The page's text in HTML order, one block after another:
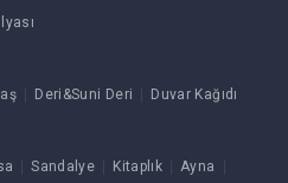
Deri&Suni Deri Duvar Kağıdı
Sandalye Kitaplık Ayna